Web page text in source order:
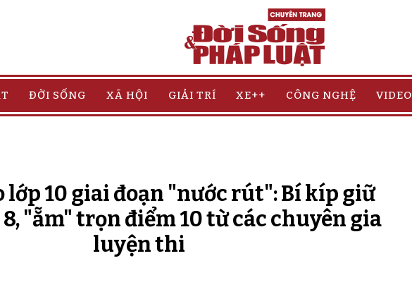
ĐỜI SỐNG XÃ HỘI GIẢI TRÍ XE++ CÔNG NGHỆ VIDEO
lớp 10 giai đoạn "nước rút": Bí kíp giữ
"ẵm" trọn điểm 10 từ các chuyên gia
luyện thi